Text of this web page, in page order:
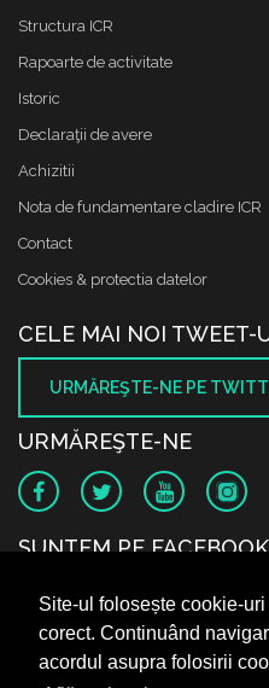
Site-ul folosește cookie-
corect. Continuând
acordul asupra folosirii
Structura ICR
Rapoarte de activitate
Istoric
Declaraţii de avere
Achizitii
Nota de fundamentare cladire ICR
Contact
Cookies & protectia datelor
CELE MAI NOI TWEET-
URMĂREŞTE-NE PE
URMĂREŞTE-NE
SUNTEM PE FACEBOOK